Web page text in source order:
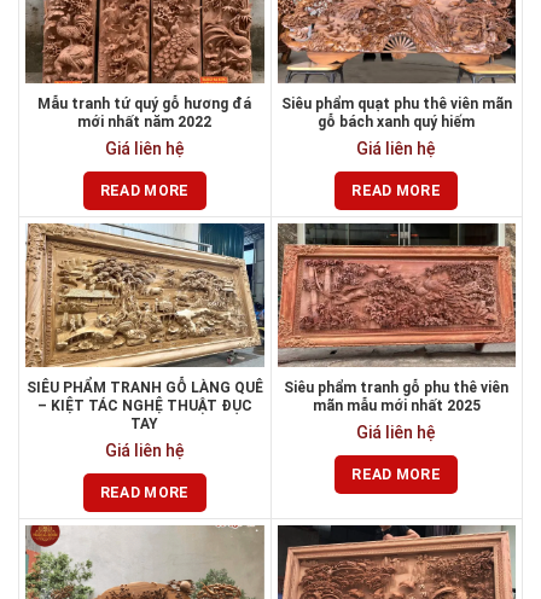
Mẫu tranh tứ quý gỗ hương đá
mới nhất năm 2022
Giá liên hệ
READ MORE
Siêu phẩm quạt phu thê viên mãn
gỗ bách xanh quý hiếm
Giá liên hệ
READ MORE
SIÊU PHẨM TRANH GỖ LÀNG QUÊ
– KIỆT TÁC NGHỆ THUẬT ĐỤC
TAY
Giá liên hệ
READ MORE
Siêu phẩm tranh gỗ phu thê viên
mãn mẫu mới nhất 2025
Giá liên hệ
READ MORE